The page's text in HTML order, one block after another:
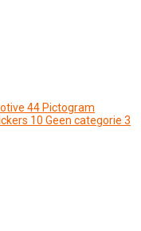
44 Pictogram
10 Geen categorie 3